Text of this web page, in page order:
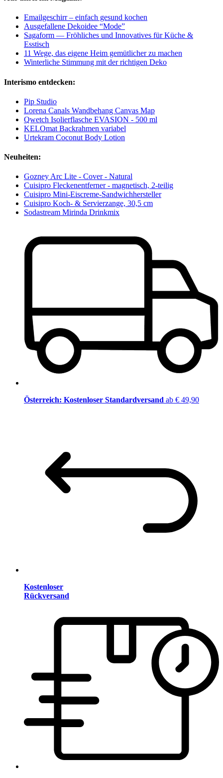
Emailgeschirr – einfach gesund kochen
Ausgefallene Dekoidee “Mode”
Sagaform — Fröhliches und Innovatives für Küche &
Esstisch
11 Wege, das eigene Heim gemütlicher zu machen
Winterliche Stimmung mit der richtigen Deko
Interismo entdecken:
Pip Studio
Lorena Canals Wandbehang Canvas Map
Qwetch Isolierflasche EVASION - 500 ml
KELOmat Backrahmen variabel
Urtekram Coconut Body Lotion
Neuheiten:
Gozney Arc Lite - Cover - Natural
Cuisipro Fleckenentferner - magnetisch, 2-teilig
Cuisipro Mini-Eiscreme-Sandwichhersteller
Cuisipro Koch- & Servierzange, 30,5 cm
Sodastream Mirinda Drinkmix
Österreich: Kostenloser Standardversand ab € 49,90
Kostenloser
Rückversand